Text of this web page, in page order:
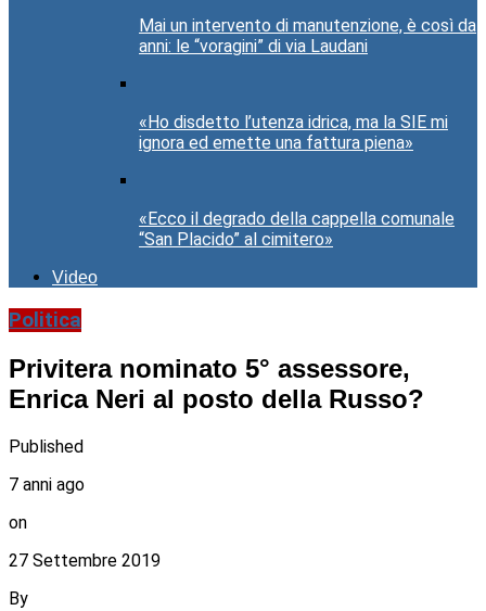
Mai un intervento di manutenzione, è così da
anni: le “voragini” di via Laudani
«Ho disdetto l’utenza idrica, ma la SIE mi
ignora ed emette una fattura piena»
«Ecco il degrado della cappella comunale
“San Placido” al cimitero»
Video
Politica
Privitera nominato 5° assessore,
Enrica Neri al posto della Russo?
Published
7 anni ago
on
27 Settembre 2019
By